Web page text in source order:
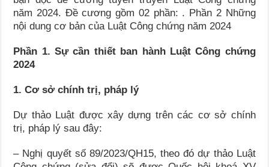
năm 2024. Đề cương gồm 02 phần: . Phần 2 Những
nội dung cơ bản của Luật Công chứng năm 2024
Phần 1. Sự cần thiết ban hành Luật Công chứng
2024
1. Cơ sở chính trị, pháp lý
Dự thảo Luật được xây dựng trên các cơ sở chính
trị, pháp lý sau đây:
– Nghị quyết số 89/2023/QH15, theo đó dự thảo Luật